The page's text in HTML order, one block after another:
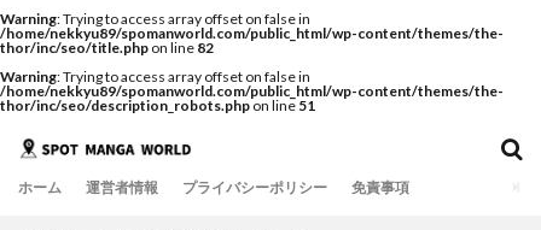
Warning: Trying to access array offset on false in
/home/nekkyu89/spomanworld.com/public_html/wp-content/themes/the-
thor/inc/seo/title.php on line 82
Warning: Trying to access array offset on false in
/home/nekkyu89/spomanworld.com/public_html/wp-content/themes/the-
thor/inc/seo/description_robots.php on line 51
ホーム 運営者情報 プライバシーポリシー 免責事項